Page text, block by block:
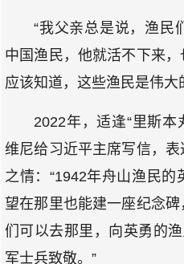
“我父亲总是说，渔民
中国渔民，他就活不下来
应该知道，这些渔民是伟大
2022年，适逢“里斯本
维尼给习近平主席写信，
之情：“1942年舟山渔民
望在那里也能建一座纪念
们可以去那里，向英勇的
军士兵致敬。”